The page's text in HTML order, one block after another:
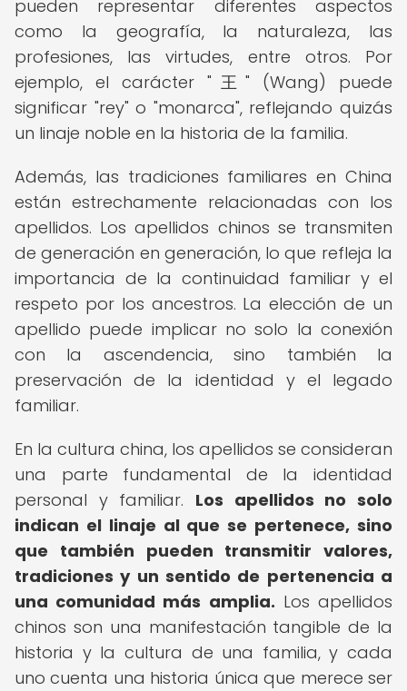
pueden representar diferentes aspectos
como la geografía, la naturaleza, las
profesiones, las virtudes, entre otros. Por
ejemplo, el carácter "王" (Wang) puede
significar "rey" o "monarca", reflejando quizás
un linaje noble en la historia de la familia.
Además, las tradiciones familiares en China
están estrechamente relacionadas con los
apellidos. Los apellidos chinos se transmiten
de generación en generación, lo que refleja la
importancia de la continuidad familiar y el
respeto por los ancestros. La elección de un
apellido puede implicar no solo la conexión
con la ascendencia, sino también la
preservación de la identidad y el legado
familiar.
En la cultura china, los apellidos se consideran
una parte fundamental de la identidad
personal y familiar. Los apellidos no solo
indican el linaje al que se pertenece, sino
que también pueden transmitir valores,
tradiciones y un sentido de pertenencia a
una comunidad más amplia. Los apellidos
chinos son una manifestación tangible de la
historia y la cultura de una familia, y cada
uno cuenta una historia única que merece ser